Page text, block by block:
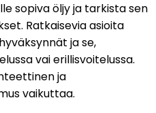
sopiva öljy ja tarkista sen
Ratkaisevia asioita
ja se,
vai erillisvoitelussa.
ja
vaikuttaa.